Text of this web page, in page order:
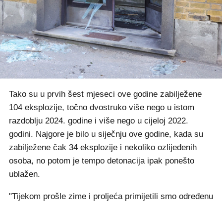
Tako su u prvih šest mjeseci ove godine zabilježene
104 eksplozije, točno dvostruko više nego u istom
razdoblju 2024. godine i više nego u cijeloj 2022.
godini. Najgore je bilo u siječnju ove godine, kada su
zabilježene čak 34 eksplozije i nekoliko ozlijeđenih
osoba, no potom je tempo detonacija ipak ponešto
ublažen.
"Tijekom prošle zime i proljeća primijetili smo određenu